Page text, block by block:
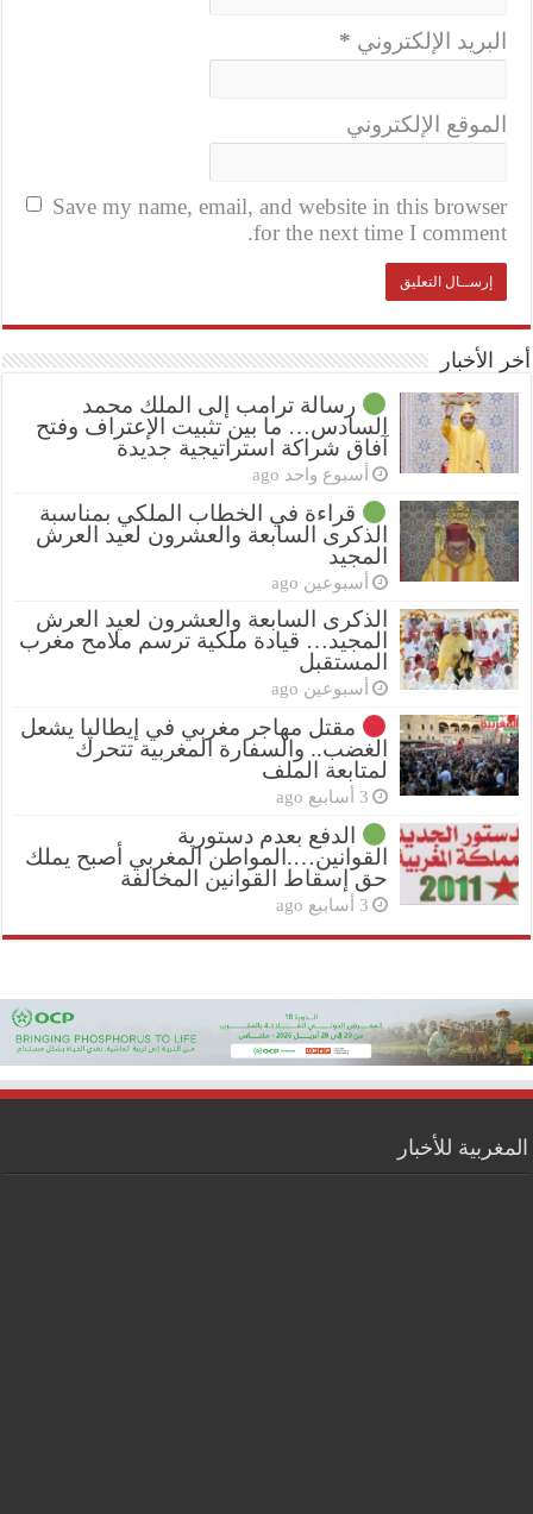
البريد الإلكتروني *
الموقع الإلكتروني
Save my name, email, and website in this browser
for the next time I comment.
أخر الأخبار
رسالة ترامب إلى الملك محمد
السادس… ما بين تثبيت الإعتراف وفتح
آفاق شراكة استراتيجية جديدة
أسبوع واحد ago
قراءة في الخطاب الملكي بمناسبة
الذكرى السابعة والعشرون لعيد العرش
المجيد
أسبوعين ago
الذكرى السابعة والعشرون لعيد العرش
المجيد… قيادة ملكية ترسم ملامح مغرب
المستقبل
أسبوعين ago
مقتل مهاجر مغربي في إيطاليا يشعل
الغضب.. والسفارة المغربية تتحرك
لمتابعة الملف
3 أسابيع ago
الدفع بعدم دستورية
القوانين….المواطن المغربي أصبح يملك
حق إسقاط القوانين المخالفة
3 أسابيع ago
المغربية للأخبار